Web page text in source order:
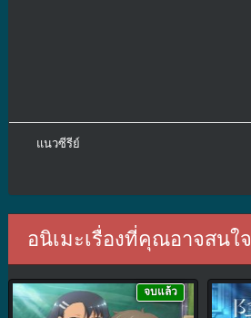
แนวซีรีย์
อนิเมะเรื่องที่คุณอาจสนใจ
จบแล้ว